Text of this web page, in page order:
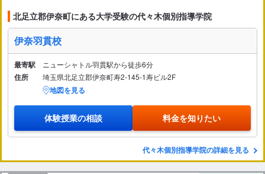
北足立郡伊奈町にある大学受験の代々木個別指導学院
伊奈羽貫校
最寄駅 ニューシャトル羽貫駅から徒歩6分
住所 埼玉県北足立郡伊奈町寿2-145-1寿ビル2F
地図を見る
体験授業の相談 料金を知りたい
代々木個別指導学院の詳細を見る